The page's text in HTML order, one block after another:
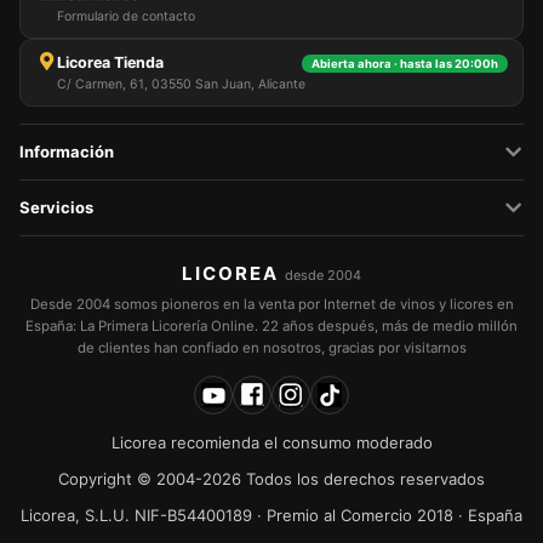
Formulario de contacto
Licorea Tienda Abierta ahora · hasta las 20:00h
C/ Carmen, 61, 03550 San Juan, Alicante
Información
Servicios
LICOREA desde 2004
Desde 2004 somos pioneros en la venta por Internet de vinos y licores en
España: La Primera Licorería Online. 22 años después, más de medio millón
de clientes han confiado en nosotros, gracias por visitarnos
Licorea recomienda el consumo moderado
Copyright © 2004-2026 Todos los derechos reservados
Licorea, S.L.U. NIF-B54400189 · Premio al Comercio 2018 · España